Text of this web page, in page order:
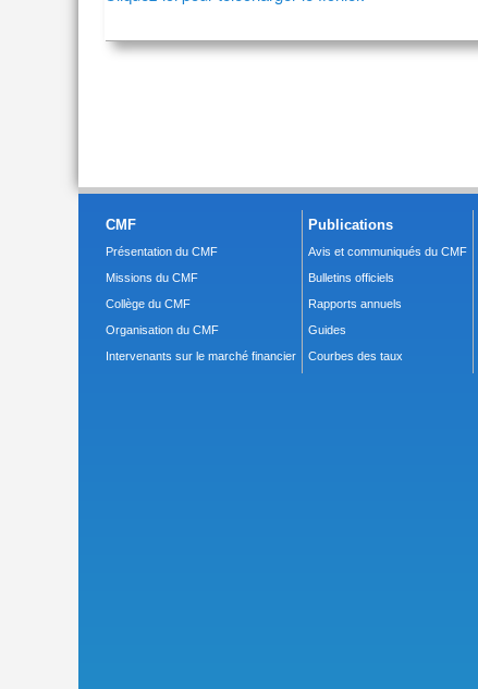
CMF
Présentation du CMF
Missions du CMF
Collège du CMF
Organisation du CMF
Intervenants sur le marché financier
Publications
Avis et communiqués du CMF
Bulletins officiels
Rapports annuels
Guides
Courbes des taux